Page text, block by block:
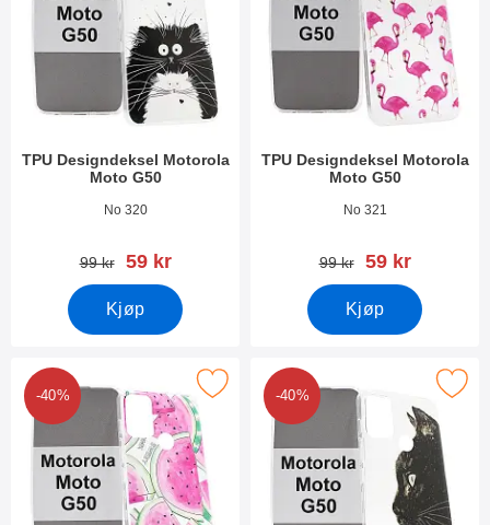
TPU Designdeksel Motorola
Moto G50
Varenummer 40720
No 320
gammel pris
99 kr ny pris
59 kr
Kjøp
TPU Designdeksel Motorola
Moto G50
Varenummer 40719
No 321
gammel pris
99 kr ny pris
59 kr
Kjøp
-40%
tPU Designdeksel Motorola Moto G50 som favoritt
-40%
Merk tPU Designdeksel